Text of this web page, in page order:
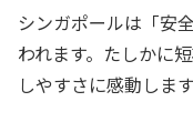
シンガポールは「安
われます。たしかに
しやすさに感動します